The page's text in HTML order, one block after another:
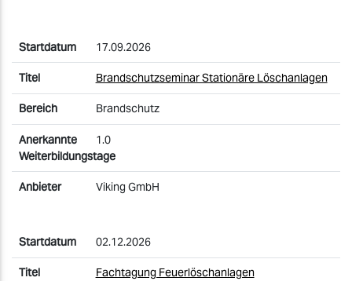
17.09.2026
Brandschutzseminar Stationäre Löschanlagen
Brandschutz
1.0
Viking GmbH
02.12.2026
Fachtagung Feuerlöschanlagen